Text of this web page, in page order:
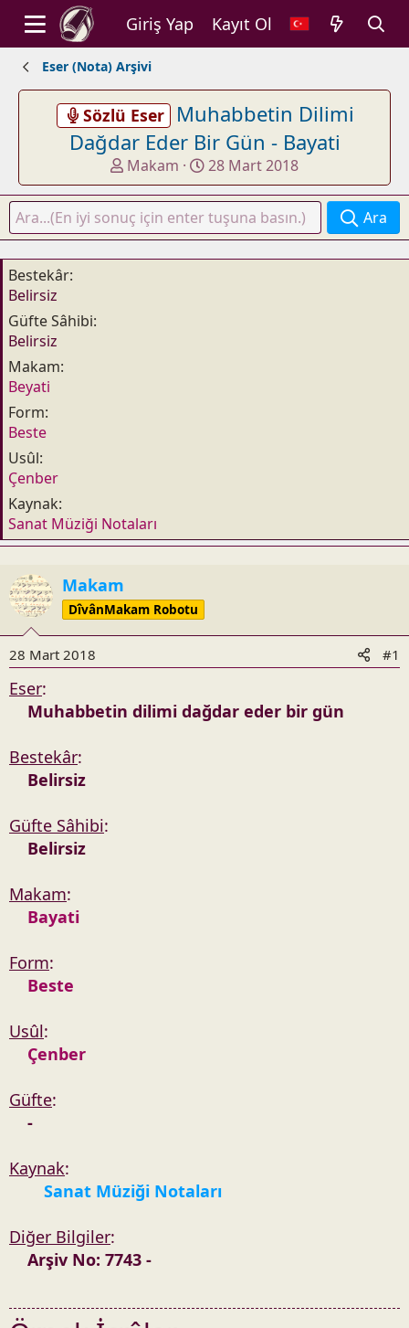
Giriş Yap Kayıt Ol
Eser (Nota) Arşivi
Sözlü Eser
Muhabbetin Dilimi
Dağdar Eder Bir Gün - Bayati
K
o
n
u
y
u
Makam
B
a
ş
l
a
n
28 Mart 2018
Ara
Bestekâr
Belirsiz
Güfte Sâhibi
Belirsiz
Makam
Beyati
Form
Beste
Usûl
Çenber
Kaynak
Sanat Müziği Notaları
Makam
DîvânMakam Robotu
28 Mart 2018 #1
Eser:
Muhabbetin dilimi dağdar eder bir gün
Bestekâr:
Belirsiz
Güfte Sâhibi:
Belirsiz
Makam:
Bayati
Form:
Beste
Usûl:
Çenber
Güfte:
-
Kaynak:
Sanat Müziği Notaları
Diğer Bilgiler:
Arşiv No: 7743 -